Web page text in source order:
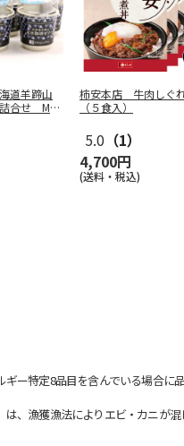
道羊蹄山
合せ MC
柿安本店 牛肉しぐ
（５食入）
5.0 （1）
4,700円
(送料・税込)
ー特定8品目を含んでいる場合に品
漁獲漁法によりエビ・カニが